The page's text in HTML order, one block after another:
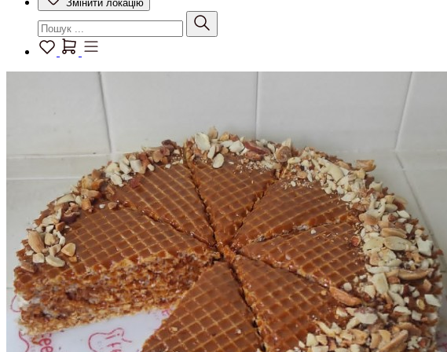
Змінити локацію